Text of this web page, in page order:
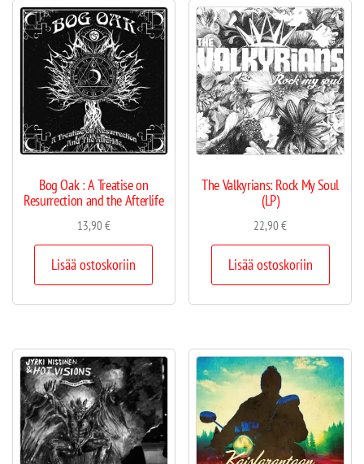
Bog Oak : A Treatise on
Resurrection and the Afterlife
13,90€
Lisää ostoskoriin
The Valkyrians: Rock My Soul
(LP)
22,90€
Lisää ostoskoriin